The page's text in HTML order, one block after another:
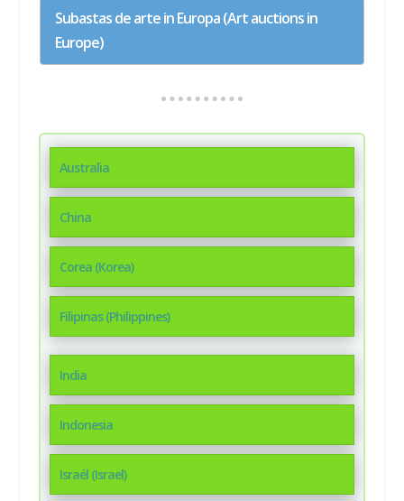
Subastas de arte in Europa (Art auctions in
Europe)
Australia
China
Corea (Korea)
Filipinas (Philippines)
India
Indonesia
Israél (Israel)